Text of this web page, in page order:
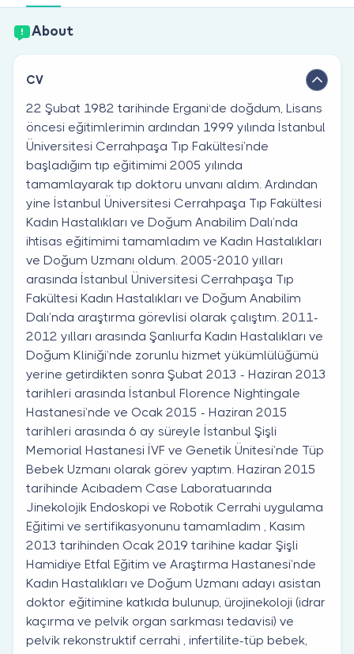
About
CV
22 Şubat 1982 tarihinde Ergani‘de doğdum, Lisans
öncesi eğitimlerimin ardından 1999 yılında İstanbul
Üniversitesi Cerrahpaşa Tıp Fakültesi’nde
başladığım tıp eğitimimi 2005 yılında
tamamlayarak tıp doktoru unvanı aldım. Ardından
yine İstanbul Üniversitesi Cerrahpaşa Tıp Fakültesi
Kadın Hastalıkları ve Doğum Anabilim Dalı’nda
ihtisas eğitimimi tamamladım ve Kadın Hastalıkları
ve Doğum Uzmanı oldum. 2005-2010 yılları
arasında İstanbul Üniversitesi Cerrahpaşa Tıp
Fakültesi Kadın Hastalıkları ve Doğum Anabilim
Dalı’nda araştırma görevlisi olarak çalıştım. 2011-
2012 yılları arasında Şanlıurfa Kadın Hastalıkları ve
Doğum Kliniği’nde zorunlu hizmet yükümlülüğümü
yerine getirdikten sonra Şubat 2013 - Haziran 2013
tarihleri arasında İstanbul Florence Nightingale
Hastanesi’nde ve Ocak 2015 - Haziran 2015
tarihleri arasında 6 ay süreyle İstanbul Şişli
Memorial Hastanesi İVF ve Genetik Ünitesi’nde Tüp
Bebek Uzmanı olarak görev yaptım. Haziran 2015
tarihinde Acıbadem Case Laboratuarında
Jinekolojik Endoskopi ve Robotik Cerrahi uygulama
Eğitimi ve sertifikasyonunu tamamladım , Kasım
2013 tarihinden Ocak 2019 tarihine kadar Şişli
Hamidiye Etfal Eğitim ve Araştırma Hastanesi’nde
Kadın Hastalıkları ve Doğum Uzmanı adayı asistan
doktor eğitimine katkıda bulunup, ürojinekoloji (idrar
kaçırma ve pelvik organ sarkması tedavisi) ve
pelvik rekonstruktif cerrahi , infertilite-tüp bebek,